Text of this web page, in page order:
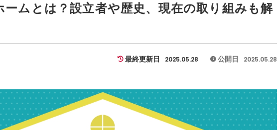
ームとは？設立者や歴史、現在の取り組みも解
最終更新日 2025.05.28 公開日 2025.05.28